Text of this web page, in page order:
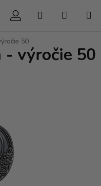
Hľadať
50
- výročie 50